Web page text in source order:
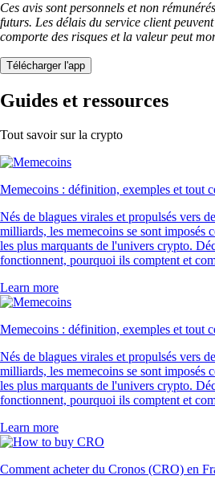
Ces avis sont personnels et non
futurs. Les délais du service client
comporte des risques et la valeur peut
Télécharger l'app
Guides et ressources
Tout savoir sur la crypto
Memecoins : définition, exemples et tout
Nés de blagues virales et propulsés vers
milliards, les memecoins se sont imposés
les plus marquants de l'univers crypto.
fonctionnent, pourquoi ils comptent et
Learn more
Memecoins : définition, exemples et tout
Nés de blagues virales et propulsés vers
milliards, les memecoins se sont imposés
les plus marquants de l'univers crypto.
fonctionnent, pourquoi ils comptent et
Learn more
Comment acheter du Cronos (CRO) en